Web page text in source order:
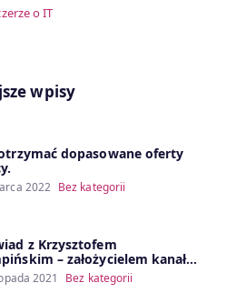
o IT
wpisy
dopasowane oferty
2022 Bez kategorii
z Krzysztofem
– założycielem kanału
o IT
2021 Bez kategorii